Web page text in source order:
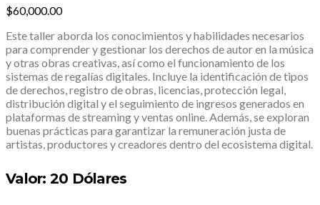
$60,000.00
Este taller aborda los conocimientos y habilidades necesarios
para comprender y gestionar los derechos de autor en la música
y otras obras creativas, así como el funcionamiento de los
sistemas de regalías digitales. Incluye la identificación de tipos
de derechos, registro de obras, licencias, protección legal,
distribución digital y el seguimiento de ingresos generados en
plataformas de streaming y ventas online. Además, se exploran
buenas prácticas para garantizar la remuneración justa de
artistas, productores y creadores dentro del ecosistema digital.
Valor: 20 Dólares